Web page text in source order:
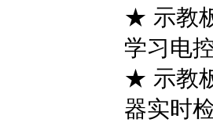
★ 示教
学习电
★ 示教
器实时